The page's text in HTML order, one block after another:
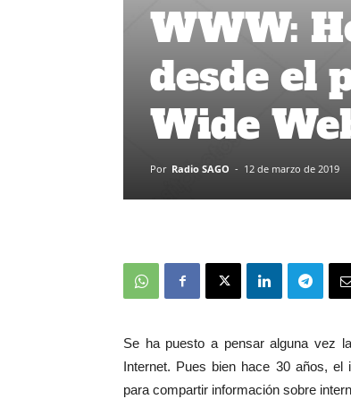
WWW:
desde el
Wide
Por Radio SAGO - 12 de marzo de 2019
Se ha puesto a pensar alguna vez
Internet. Pues bien hace 30 años, el
para compartir información sobre